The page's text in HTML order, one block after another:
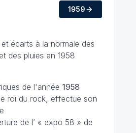
1959
écarts à la normale des
des pluies en 1958
de l'année 1958
roi du rock, effectue son
de l’ « expo 58 » de